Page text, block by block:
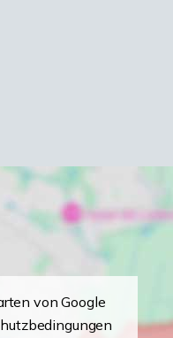
von Google